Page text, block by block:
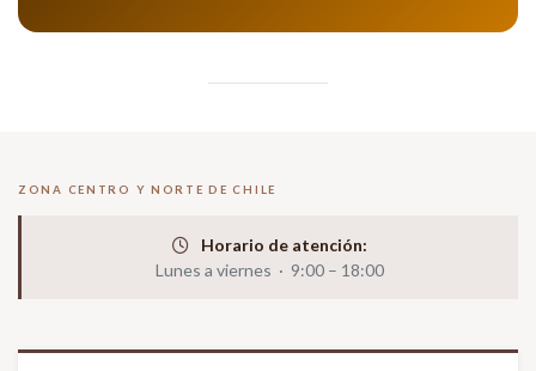
ZONA CENTRO Y NORTE DE CHILE
Horario de atención:
Lunes a viernes · 9:00 – 18:00